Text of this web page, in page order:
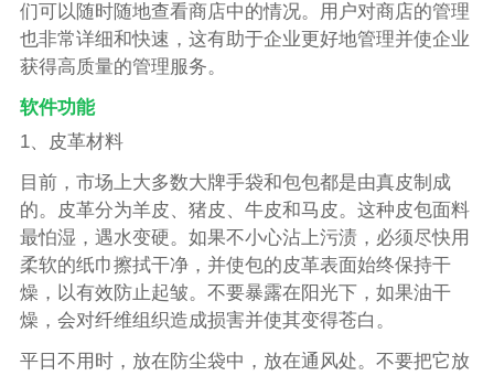
们可以随时随地查看商店中的情况。用户对商店的管理
也非常详细和快速，这有助于企业更好地管理并使企业
获得高质量的管理服务。
软件功能
1、皮革材料
目前，市场上大多数大牌手袋和包包都是由真皮制成
的。皮革分为羊皮、猪皮、牛皮和马皮。这种皮包面料
最怕湿，遇水变硬。如果不小心沾上污渍，必须尽快用
柔软的纸巾擦拭干净，并使包的皮革表面始终保持干
燥，以有效防止起皱。不要暴露在阳光下，如果油干
燥，会对纤维组织造成损害并使其变得苍白。
平日不用时，放在防尘袋中，放在通风处。不要把它放